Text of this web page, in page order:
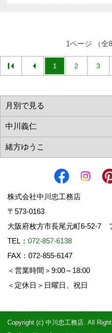
1ページ （全
1 2 3
株式会社中川忠工務店
〒573-0163
大阪府枚方市長尾元町6-52-7
TEL： 072-857-6138
FAX：072-855-6147
＜営業時間＞9:00～18:00
＜定休日＞日曜日、祝日
Copyright (c) 中川忠工務店. All